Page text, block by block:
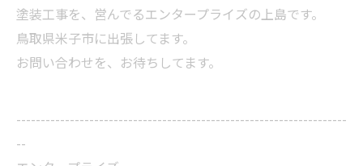
塗装工事を、営んでるエンタープライズの上島です。
鳥取県米子市に出張してます。
お問い合わせを、お待ちしてます。
--------------------------------------------------------------------
--